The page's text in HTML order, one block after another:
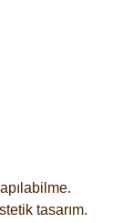
tasarım.